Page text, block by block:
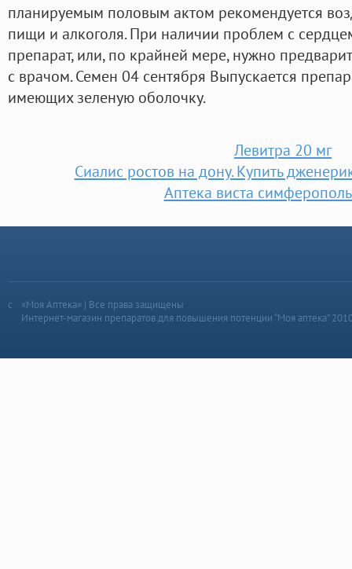
планируемым половым актом рекомендуется
пищи и алкоголя. При наличии проблем с
препарат, или, по крайней мере, нужно
с врачом. Семен 04 сентября Выпускается
имеющих зеленую оболочку.
Левитра 20 мг
Сиалис ростов на дону. Купить
Аптека виста
«Моя Аптека» | Все права защищены
Интернет-магазин препаратов для повышения потенции “Моя аптека”